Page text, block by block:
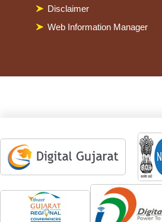
Disclaimer
Web Information Manager